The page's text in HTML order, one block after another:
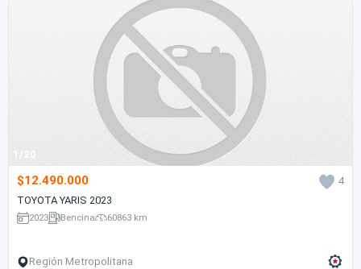
1/20
$12.490.000
4
TOYOTA YARIS 2023
2023 Bencina 60863 km
Región Metropolitana